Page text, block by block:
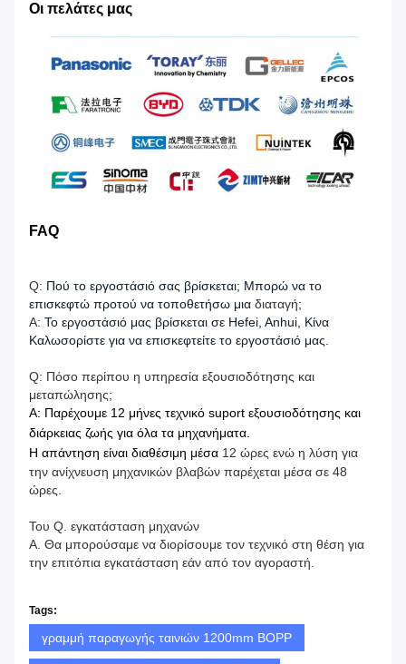
Οι πελάτες μας
FAQ
Q: Πού το εργοστάσιό σας βρίσκεται; Μπορώ να το
επισκεφτώ προτού να τοποθετήσω μια διαταγή;
Α: Το εργοστάσιό μας βρίσκεται σε Hefei, Anhui, Κίνα
Καλωσορίστε για να επισκεφτείτε το εργοστάσιό μας.
Q: Πόσο περίπου η υπηρεσία εξουσιοδότησης και
μεταπώλησης;
Α: Παρέχουμε 12 μήνες τεχνικό suport εξουσιοδότησης και
διάρκειας ζωής για όλα τα μηχανήματα.
Η απάντηση είναι διαθέσιμη μέσα 12 ώρες ενώ η λύση για
την ανίχνευση μηχανικών βλαβών παρέχεται μέσα σε 48
ώρες.
Του Q. εγκατάσταση μηχανών
Α. Θα μπορούσαμε να διορίσουμε τον τεχνικό στη θέση για
την επιτόπια εγκατάσταση εάν από τον αγοραστή.
Tags:
γραμμή παραγωγής ταινιών 1200mm BOPP